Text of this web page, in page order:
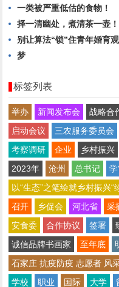
一类被严重低估的食物！
择一清幽处，煮清茶一壶！
别让算法“锁”住青年婚育观
梦
标签列表
举办 新闻发布会 战略合
启动会议
三农服务委员会
考察调研
企业 乡村振兴
2023年
沧州 总书记
以“生态”之笔绘就乡村振兴“
召开
乡促会 河北省 采
安食委
合作协议 签署
诚信品牌书画家
至年底
石家庄 抗疫防疫 志愿者 风
学校
职业 国际 大学